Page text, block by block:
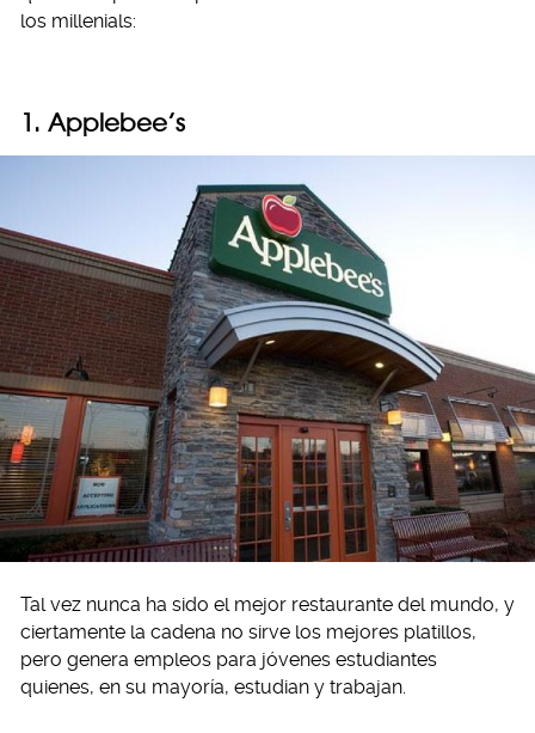
los millenials:
1. Applebee’s
Tal vez nunca ha sido el mejor restaurante del mundo, y
ciertamente la cadena no sirve los mejores platillos,
pero genera empleos para jóvenes estudiantes
quienes, en su mayoría, estudian y trabajan.